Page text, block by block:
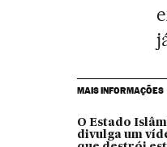
MAIS INFORMAÇÕES
O Estado
divulga um